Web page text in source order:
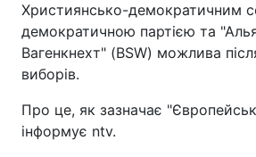
Християнсько-демократичним
демократичною партією та
Вагенкнехт" (BSW) можлива
виборів.
Про це, як зазначає
інформує ntv.